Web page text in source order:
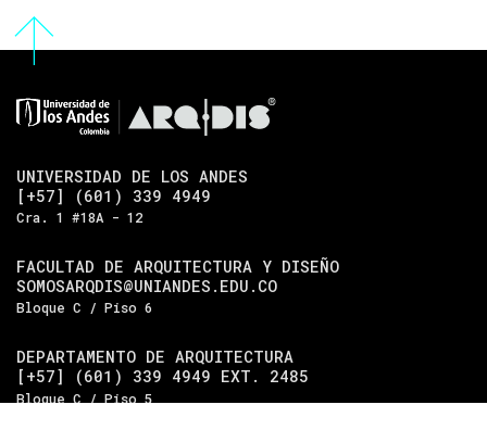
UNIVERSIDAD DE LOS ANDES
[+57] (601) 339 4949
Cra. 1 #18A - 12
FACULTAD DE ARQUITECTURA Y DISEÑO
SOMOSARQDIS@UNIANDES.EDU.CO
Bloque C / Piso 6
DEPARTAMENTO DE ARQUITECTURA
[+57] (601) 339 4949 EXT. 2485
Bloque C / Piso 5